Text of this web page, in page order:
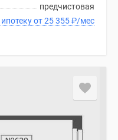
предчистовая
В ипотеку от 25 355₽/мес